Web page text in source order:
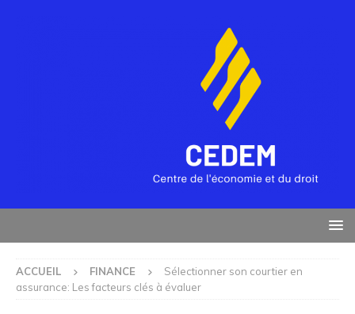
ACCUEIL FINANCE
Sélectionner son courtier en
assurance: Les facteurs clés à évaluer